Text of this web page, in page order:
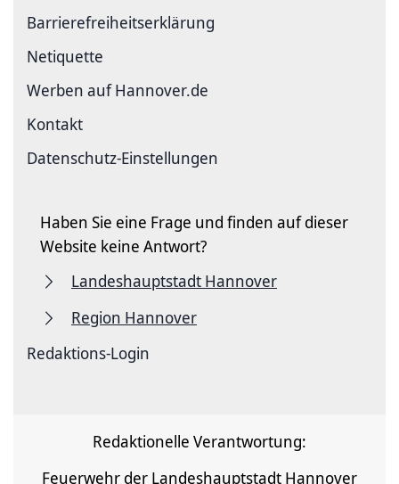
Barriere­freiheits­erklärung
Netiquette
Werben auf Hannover.de
Kontakt
Datenschutz-Einstellungen
Haben Sie eine Frage und finden auf dieser
Website keine Antwort?
Landeshauptstadt Hannover
Region Hannover
Redaktions-Login
Redaktionelle Verantwortung:
Feuerwehr der Landeshauptstadt Hannover